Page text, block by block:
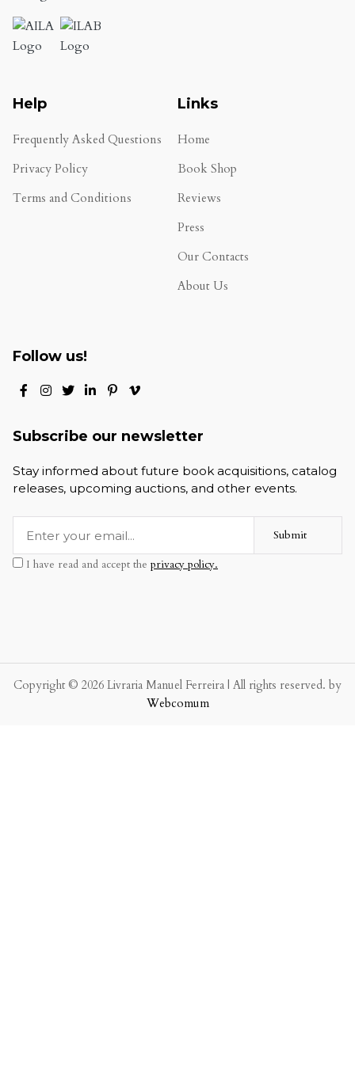
Help
Frequently Asked Questions
Privacy Policy
Terms and Conditions
Links
Home
Book Shop
Reviews
Press
Our Contacts
About Us
Follow us!
Subscribe our newsletter
Stay informed about future book acquisitions, catalog
releases, upcoming auctions, and other events.
Submit
I have read and accept the privacy policy.
Copyright © 2026 Livraria Manuel Ferreira | All rights reserved. by
Webcomum